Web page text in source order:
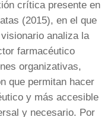
crítica presente en
(2015), en el que
analiza la
farmacéutico
organizativas,
que permitan hacer
y más accesible
y necesario. Por